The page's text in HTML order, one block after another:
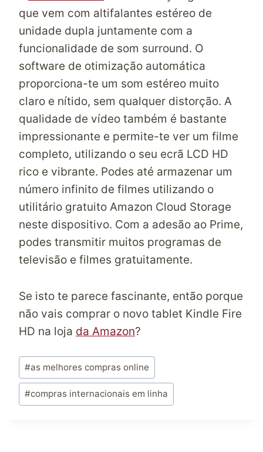
que vem com altifalantes estéreo de
unidade dupla juntamente com a
funcionalidade de som surround. O
software de otimização automática
proporciona-te um som estéreo muito
claro e nítido, sem qualquer distorção. A
qualidade de vídeo também é bastante
impressionante e permite-te ver um filme
completo, utilizando o seu ecrã LCD HD
rico e vibrante. Podes até armazenar um
número infinito de filmes utilizando o
utilitário gratuito Amazon Cloud Storage
neste dispositivo. Com a adesão ao Prime,
podes transmitir muitos programas de
televisão e filmes gratuitamente.
Se isto te parece fascinante, então porque
não vais comprar o novo tablet Kindle Fire
HD na loja da Amazon?
Post
Tags:
#as melhores compras online
#compras internacionais em linha